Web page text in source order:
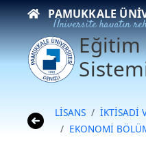
PAMUKKALE
Üniversite hayatın
LİSANS
İKTİSADİ
EKONOMİ